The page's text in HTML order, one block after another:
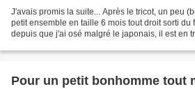
J'avais promis la suite... Après le tricot, un peu
petit ensemble en taille 6 mois tout droit sorti du
depuis que j'ai osé malgré le japonais, il est en
Pour un petit bonhomme tout